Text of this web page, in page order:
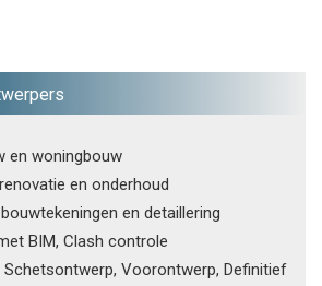
en woningbouw
en onderhoud
en detaillering
BIM, Clash controle
Schetsontwerp, Voorontwerp, Definitief